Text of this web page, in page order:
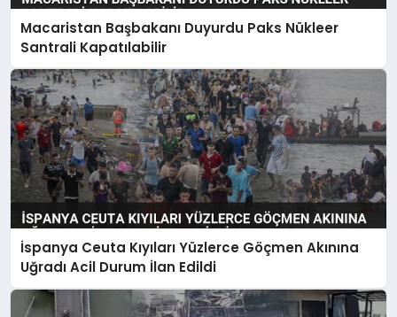
Macaristan Başbakanı Duyurdu Paks Nükleer
Santrali Kapatılabilir
İspanya Ceuta Kıyıları Yüzlerce Göçmen Akınına
Uğradı Acil Durum İlan Edildi